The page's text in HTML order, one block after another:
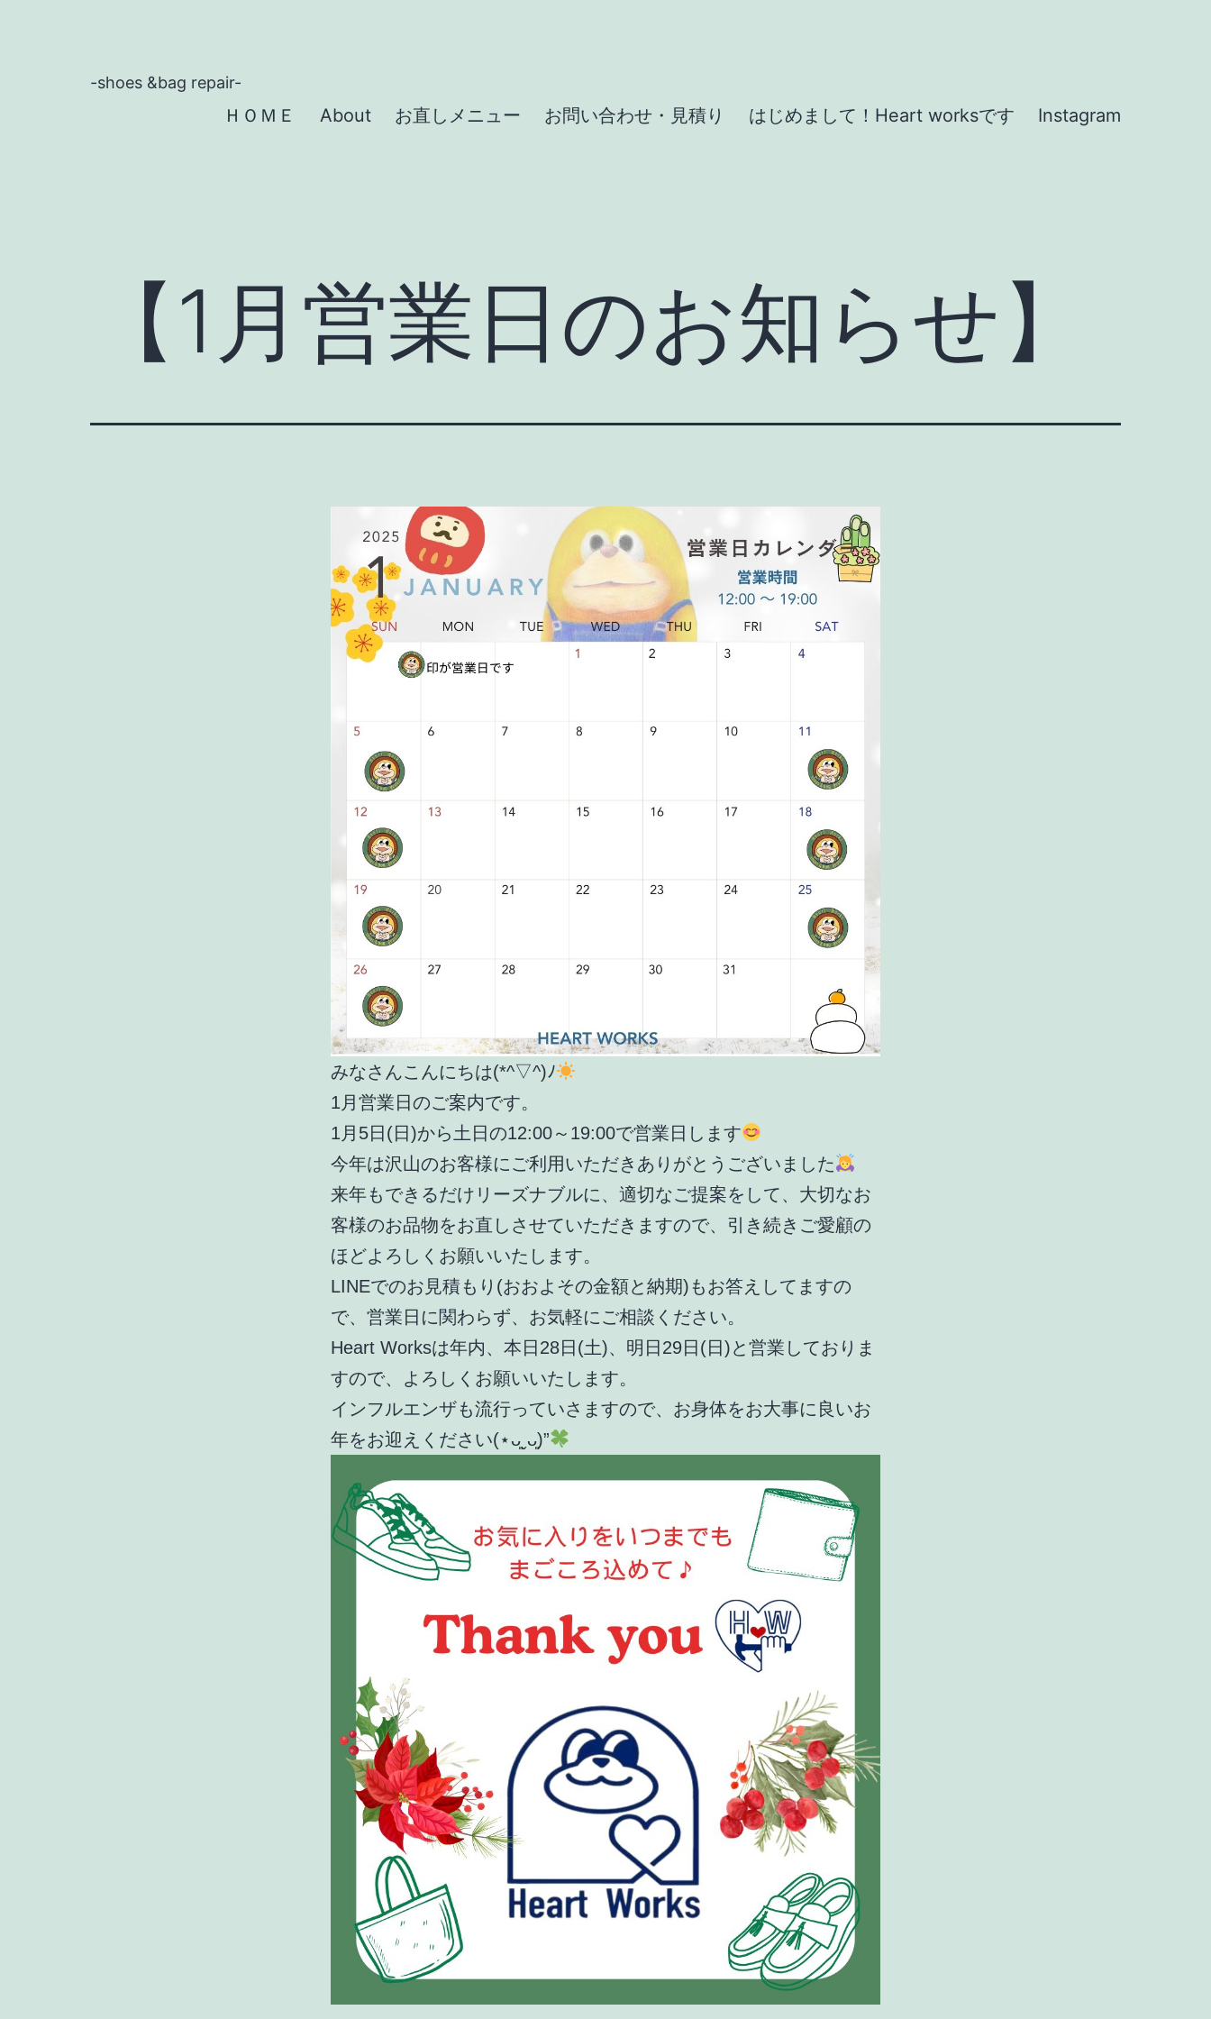
-shoes &bag repair-
ＨＯＭＥ About お直しメニュー お問い合わせ・見積り はじめまして！Heart worksです Instagram
【1月営業日のお知らせ】
みなさんこんにちは(*^▽^)ﾉ
1月営業日のご案内です。
1月5日(日)から土日の12:00～19:00で営業日します
今年は沢山のお客様にご利用いただきありがとうございました
来年もできるだけリーズナブルに、適切なご提案をして、大切なお
客様のお品物をお直しさせていただきますので、引き続きご愛顧の
ほどよろしくお願いいたします。
LINEでのお見積もり(おおよその金額と納期)もお答えしてますの
で、営業日に関わらず、お気軽にご相談ください。
Heart Worksは年内、本日28日(土)、明日29日(日)と営業しておりま
すので、よろしくお願いいたします。
インフルエンザも流行っていさますので、お身体をお大事に良いお
年をお迎えください(⋆ᴗ͈ˬᴗ͈)”